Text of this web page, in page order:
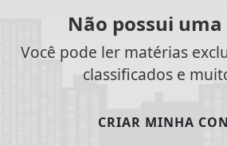
Não possui uma
Você pode ler matérias
classificados e
CRIAR MINHA